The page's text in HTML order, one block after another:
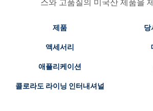
스와 고품질의 미국산 제품을
제품
액세서리
애플리케이션
콜로라도 라이닝 인터내셔널
당